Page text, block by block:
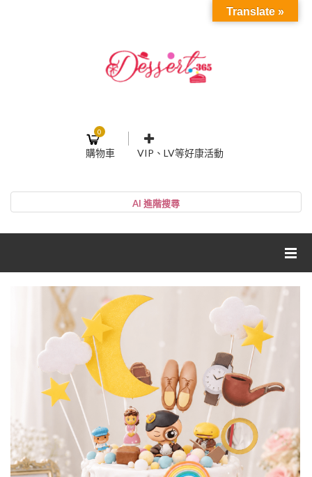
0
購物車 VIP、LV等好康活動
帳號
忘記密碼
網紅媽咪蛋糕心得分享
粉絲好康
加入甜點廚師接單平台
Translate »